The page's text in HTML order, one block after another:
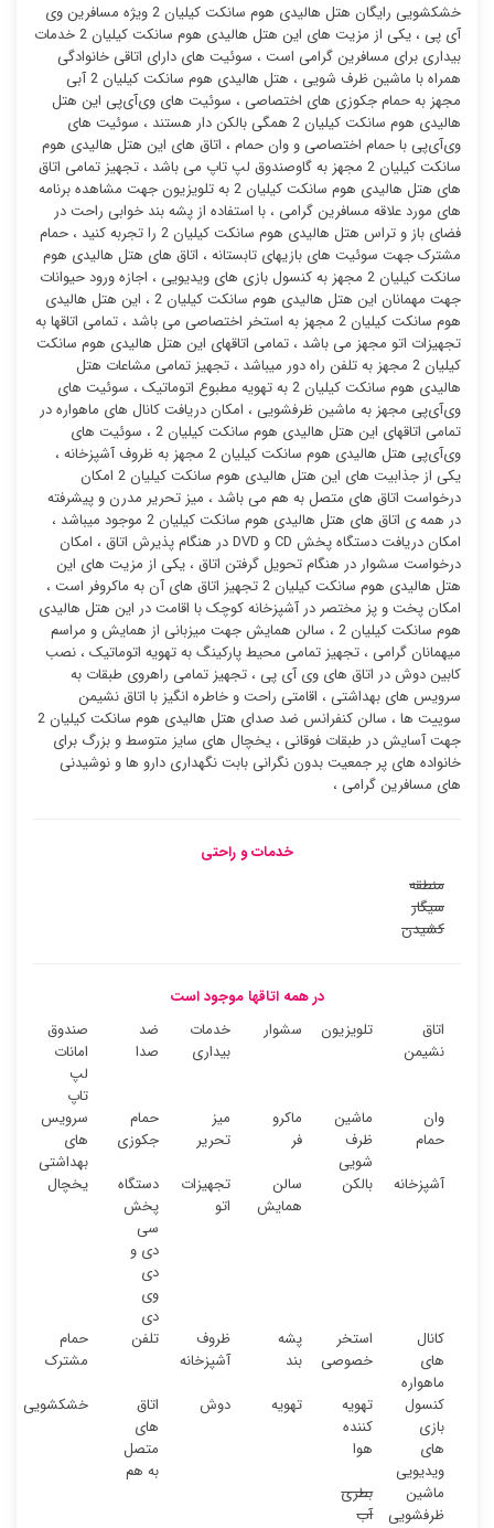
خشکشویی رایگان هتل هالیدی هوم سانکت کیلیان 2 ویژه مسافرین وی
آی پی ، یکی از مزیت های این هتل هالیدی هوم سانکت کیلیان 2 خدمات
بیداری برای مسافرین گرامی است ، سوئیت ‌های دارای اتاقی خانوادگی
همراه با ماشین ظرف شویی ، هتل هالیدی هوم سانکت کیلیان 2 آبی
مجهز به حمام جکوزی های اختصاصی ، سوئیت ‌های وی‌آی‌پی این هتل
هالیدی هوم سانکت کیلیان 2 همگی بالکن دار هستند ، سوئیت ‌های
وی‌آی‌پی با حمام اختصاصی و وان حمام ، اتاق های این هتل هالیدی هوم
سانکت کیلیان 2 مجهز به گاوصندوق لپ تاپ می باشد ، تجهیز تمامی اتاق
های هتل هالیدی هوم سانکت کیلیان 2 به تلویزیون جهت مشاهده برنامه
های مورد علاقه مسافرین گرامی ، با استفاده از پشه بند خوابی راحت در
فضای باز و تراس هتل هالیدی هوم سانکت کیلیان 2 را تجربه کنید ، حمام
مشترک جهت سوئیت ‌های بازیهای تابستانه ، اتاق های هتل هالیدی هوم
سانکت کیلیان 2 مجهز به کنسول بازی های ویدیویی ، اجازه ورود حیوانات
جهت مهمانان این هتل هالیدی هوم سانکت کیلیان 2 ، این هتل هالیدی
هوم سانکت کیلیان 2 مجهز به استخر اختصاصی می باشد ، تمامی اتاقها به
تجهیزات اتو مجهز می باشد ، تمامی اتاقهای این هتل هالیدی هوم سانکت
کیلیان 2 مجهز به تلفن راه دور میباشد ، تجهیز تمامی مشاعات هتل
هالیدی هوم سانکت کیلیان 2 به تهویه مطبوع اتوماتیک ، سوئیت ‌های
وی‌آی‌پی مجهز به ماشین ظرفشویی ، امکان دریافت کانال های ماهواره در
تمامی اتاقهای این هتل هالیدی هوم سانکت کیلیان 2 ، سوئیت ‌های
وی‌آی‌پی هتل هالیدی هوم سانکت کیلیان 2 مجهز به ظروف آشپزخانه ،
یکی از جذابیت های این هتل هالیدی هوم سانکت کیلیان 2 امکان
درخواست اتاق های متصل به هم می باشد ، میز تحریر مدرن و پیشرفته
در همه ی اتاق های هتل هالیدی هوم سانکت کیلیان 2 موجود میباشد ،
امکان دریافت دستگاه پخش CD و DVD در هنگام پذیرش اتاق ، امکان
درخواست سشوار در هنگام تحویل گرفتن اتاق ، یکی از مزیت های این
هتل هالیدی هوم سانکت کیلیان 2 تجهیز اتاق های آن به ماکروفر است ،
امکان پخت و پز مختصر در آشپزخانه کوچک با اقامت در این هتل هالیدی
هوم سانکت کیلیان 2 ، سالن همایش جهت میزبانی از همایش و مراسم
میهمانان گرامی ، تجهیز تمامی محیط پارکینگ به تهویه اتوماتیک ، نصب
کابین دوش در اتاق های وی آی پی ، تجهیز تمامی راهروی طبقات به
سرویس های بهداشتی ، اقامتی راحت و خاطره انگیز با اتاق نشیمن
سوییت ها ، سالن کنفرانس ضد صدای هتل هالیدی هوم سانکت کیلیان 2
جهت آسایش در طبقات فوقانی ، یخچال های سایز متوسط و بزرگ برای
خانواده های پر جمعیت بدون نگرانی بابت نگهداری دارو ها و نوشیدنی
های مسافرین گرامی ،
خدمات و راحتی
منطقه
سیگار
کشیدن
در همه اتاقها موجود است
اتاق
نشیمن
تلویزیون سشوار
خدمات
بیداری
ضد
صدا
صندوق
امانات
لپ
تاپ
وان
حمام
ماشین
ظرف
شویی
ماکرو
فر
میز
تحریر
حمام
جکوزی
سرویس
های
بهداشتی
آشپزخانه
بالکن
سالن
همایش
تجهیزات
اتو
دستگاه
پخش
سی
دی و
دی
وی
دی
یخچال
کانال
های
ماهواره
استخر
خصوصی
پشه
بند
ظروف
آشپزخانه
تلفن
حمام
مشترک
کنسول
بازی
های
ویدیویی
تهویه
کننده
هوا
تهویه دوش
اتاق
های
متصل
به هم
خشکشویی
ماشین
ظرفشویی
بطری
آب